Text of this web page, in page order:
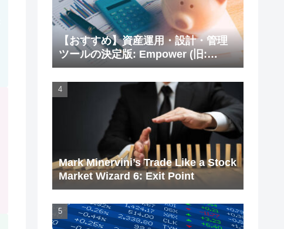
【おすすめ】資産運用・設計・管理
ツールの決定版: Empower (旧:
Personal Capital)
Mark Minervini’s Trade Like a Stock
Market Wizard 6: Exit Point